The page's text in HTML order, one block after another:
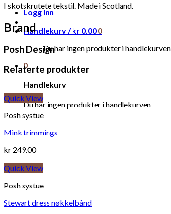
Logg inn
Handlekurv /kr 0.00 0
Du har ingen produkter i handlekurven.
0
Handlekurv
Du har ingen produkter i handlekurven.
I skotskrutete tekstil. Made i Scotland.
Brand
Posh Design
Relaterte produkter
Quick View
Posh systue
Mink trimmings
kr 249.00
Quick View
Posh systue
Stewart dress nøkkelbånd